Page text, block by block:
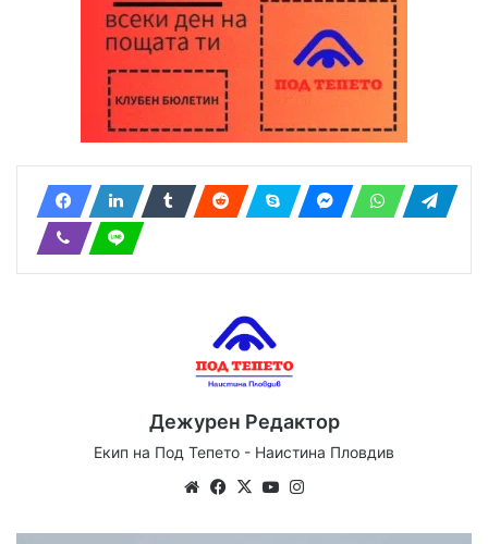
Дежурен Редактор
Екип на Под Тепето - Наистина Пловдив
WebsiteFacebook
X YouTube